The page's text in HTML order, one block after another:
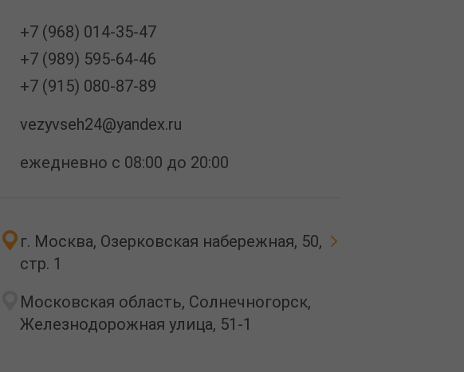
+7 (968) 014-35-47
+7 (989) 595-64-46
+7 (915) 080-87-89
vezyvseh24@yandex.ru
ежедневно с 08:00 до 20:00
г. Москва, Озерковская набережная, 50,
стр. 1
Московская область, Солнечногорск,
Железнодорожная улица, 51-1